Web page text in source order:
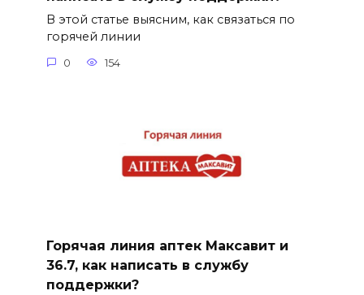
В этой статье выясним, как связаться по
горячей линии
0 154
Горячая линия аптек Максавит и
36.7, как написать в службу
поддержки?